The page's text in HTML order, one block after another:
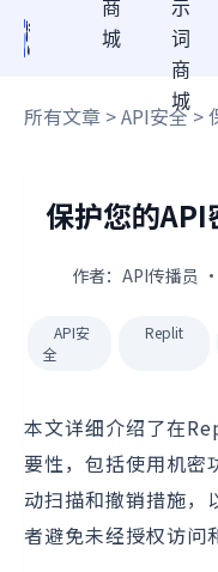
商
城
示
词
商
城
所有文章 >API安全>
保护您的
作者：API传播员
API安
全
Replit
本文详细介绍了在
要性，包括使用机密
动扫描和撤销措施，
者避免未经授权访问